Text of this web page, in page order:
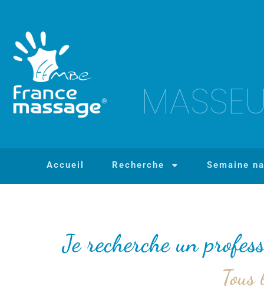
Accueil Recherche Semaine
Je recherche un